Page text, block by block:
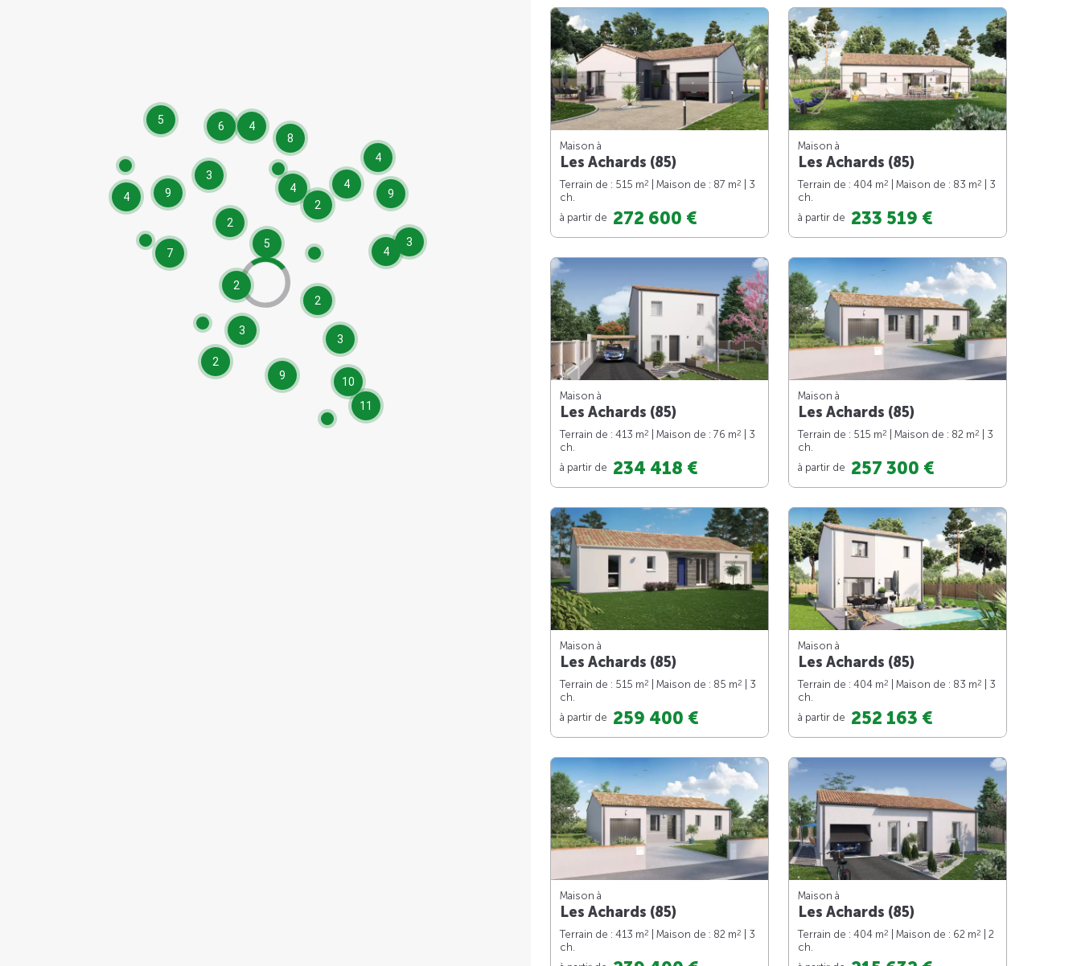
8
5
4
9
9
2
4
6 4
3
10
11
2
7
4
5 3
9
4
3
2
4
2
3
2
Maison à
Les Achards (85)
Terrain de : 515 m2 | Maison de : 87 m2
| 3
ch.
à partir de 272 600 €
Maison à
Les Achards (85)
Terrain de : 404 m2 | Maison de : 83 m2
| 3
ch.
à partir de 233 519 €
Maison à
Les Achards (85)
Terrain de : 413 m2 | Maison de : 76 m2
| 3
ch.
à partir de 234 418 €
Maison à
Les Achards (85)
Terrain de : 515 m2 | Maison de : 82 m2
| 3
ch.
à partir de 257 300 €
Maison à
Les Achards (85)
Terrain de : 515 m2 | Maison de : 85 m2
| 3
ch.
à partir de 259 400 €
Maison à
Les Achards (85)
Terrain de : 404 m2 | Maison de : 83 m2
| 3
ch.
à partir de 252 163 €
Maison à
Les Achards (85)
Terrain de : 413 m2 | Maison de : 82 m2
| 3
ch.
Maison à
Les Achards (85)
Terrain de : 404 m2 | Maison de : 62 m2
| 2
ch.